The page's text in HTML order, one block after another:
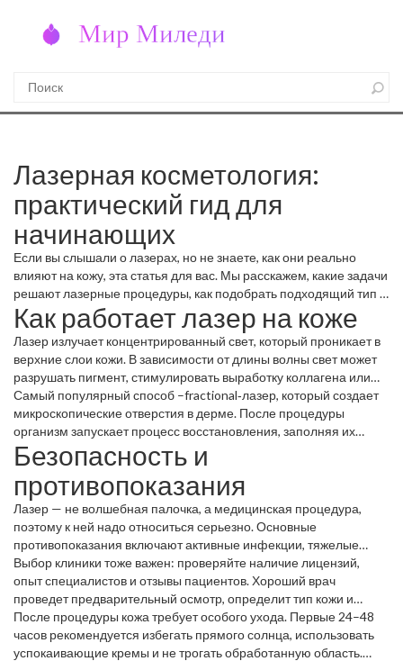
Лазерная косметология:
практический гид для
начинающих
Если вы слышали о лазерах, но не знаете, как они реально
влияют на кожу, эта статья для вас. Мы расскажем, какие задачи
решают лазерные процедуры, как подобрать подходящий тип и
что нужно учитывать, чтобы не попасть в неприятную ситуацию.
Как работает лазер на коже
Лазер излучает концентрированный свет, который проникает в
верхние слои кожи. В зависимости от длины волны свет может
разрушать пигмент, стимулировать выработку коллагена или
уничтожать бактерии. Поэтому лазеры подходят для удаления
пятен, сокращения морщин, лечения акне и подтяжки кожи.
Самый популярный способ –fractional‑лазер, который создает
микроскопические отверстия в дерме. После процедуры
организм запускает процесс восстановления, заполняя их
новой, более упругой тканью. Результат обычно виден уже
после нескольких сеансов.
Безопасность и
противопоказания
Лазер — не волшебная палочка, а медицинская процедура,
поэтому к ней надо относиться серьезно. Основные
противопоказания включают активные инфекции, тяжелые
кожные заболевания (псориаз, экзема), онкологию и
беременность. Если у вас болезни сердца, диабет или
склонность к образованию рубцов, обсудите всё с врачом.
Выбор клиники тоже важен: проверяйте наличие лицензий,
опыт специалистов и отзывы пациентов. Хороший врач
проведет предварительный осмотр, определит тип кожи и
подберет лучшую настройку лазера.Стоимость процедур
сильно варьируется. На простые пилинги цена может
начинаться от 3 000 рублей, а на комплексные программы
После процедуры кожа требует особого ухода. Первые 24–48
часов рекомендуется избегать прямого солнца, использовать
успокаивающие кремы и не трогать обработанную область.